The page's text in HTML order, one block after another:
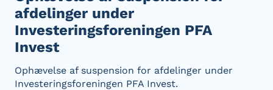
afdelinger under
Investeringsforeningen PFA
Invest
Ophævelse af suspension for afdelinger under
Investeringsforeningen PFA Invest.